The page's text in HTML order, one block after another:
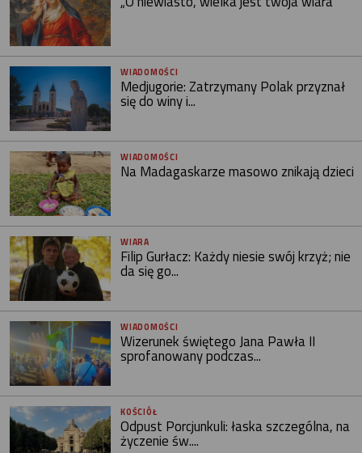
WIADOMOŚCI
Medjugorie: Zatrzymany Polak przyznał
się do winy i...
WIADOMOŚCI
Na Madagaskarze masowo znikają dzieci
WIARA
Filip Gurłacz: Każdy niesie swój krzyż; nie
da się go...
WIADOMOŚCI
Wizerunek świętego Jana Pawła II
sprofanowany podczas...
KOŚCIÓŁ
Odpust Porcjunkuli: łaska szczególna, na
życzenie św....